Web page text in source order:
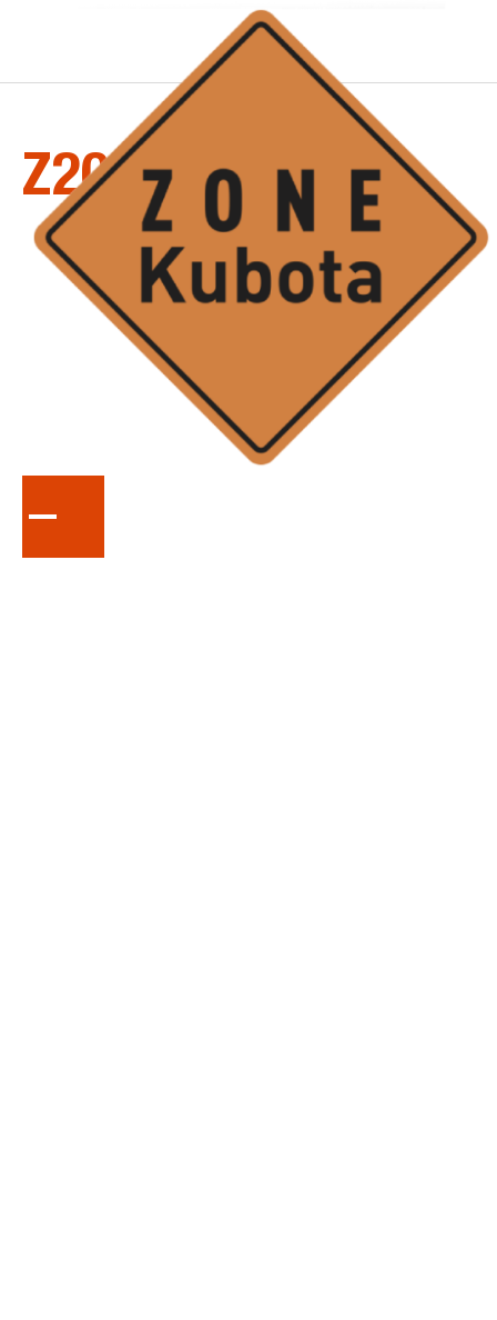
SÉRIE
Z200-2
Tondeuses à rayon de braquage nul